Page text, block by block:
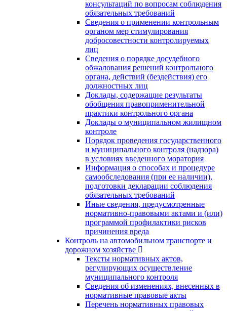
консультаций по вопросам соблюдения
обязательных требований
Сведения о применении контрольным
органом мер стимулирования
добросовестности контролируемых
лиц
Сведения о порядке досудебного
обжалования решений контрольного
органа, действий (бездействия) его
должностных лиц
Доклады, содержащие результаты
обобщения правоприменительной
практики контрольного органа
Доклады о муниципальном жилищном
контроле
Порядок проведения государственного
и муниципального контроля (надзора)
в условиях введенного моратория
Информация о способах и процедуре
самообследования (при ее наличии),
подготовки декларации соблюдения
обязательных требований
Иные сведения, предусмотренные
нормативно-правовыми актами и (или)
программой профилактики рисков
причинения вреда
Контроль на автомобильном транспорте и
дорожном хозяйстве
Тексты нормативных актов,
регулирующих осуществление
муниципального контроля
Сведения об изменениях, внесенных в
нормативные правовые акты
Перечень нормативных правовых